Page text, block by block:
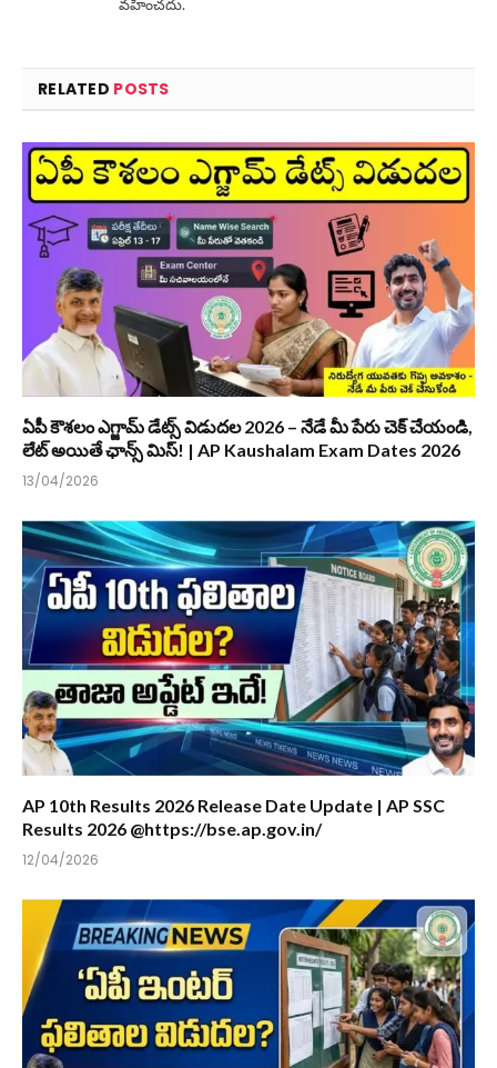
RELATED POSTS
ఏపీ కౌశలం ఎగ్జామ్ డేట్స్ విడుదల 2026 – నేడే మీ పేరు చెక్ చేయండి,
లేట్ అయితే ఛాన్స్ మిస్! | AP Kaushalam Exam Dates 2026
13/04/2026
AP 10th Results 2026 Release Date Update | AP SSC
Results 2026 @https://bse.ap.gov.in/
12/04/2026